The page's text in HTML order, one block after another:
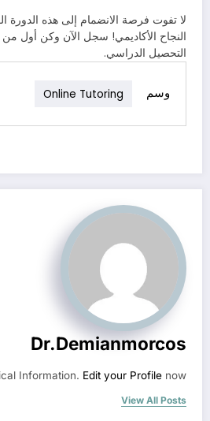
لا تفوت فرصة الانضمام إلى هذه الدورة
النجاح الأكاديمي! سجل الآن وكن أول
التحصيل الدراسي.
وسم Online Tutoring
Dr.demianmorcos
Information. Edit your Profile now.
View All Posts